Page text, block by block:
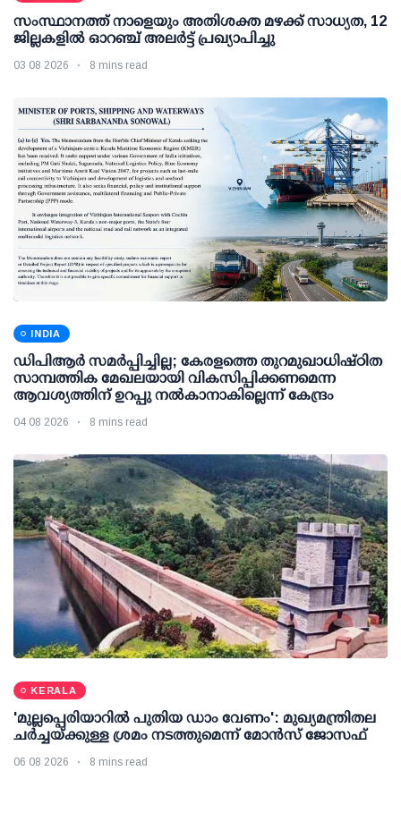
സംസ്ഥാനത്ത് നാളെയും അതിശക്ത മഴക്ക് സാധ്യത, 12
ജില്ലകളിൽ ഓറഞ്ച് അലർട്ട് പ്രഖ്യാപിച്ചു
03 08 2026 8 mins read
INDIA
ഡിപിആര്‍ സമര്‍പ്പിച്ചില്ല; കേരളത്തെ തുറമുഖാധിഷ്ഠിത
സാമ്പത്തിക മേഖലയായി വികസിപ്പിക്കണമെന്ന
ആവശ്യത്തിന് ഉറപ്പു നല്‍കാനാകില്ലെന്ന് കേന്ദ്രം
04 08 2026 8 mins read
KERALA
'മുല്ലപ്പെരിയാറില്‍ പുതിയ ഡാം വേണം': മുഖ്യമന്ത്രിതല
ചര്‍ച്ചയ്ക്കുള്ള ശ്രമം നടത്തുമെന്ന് മോന്‍സ് ജോസഫ്
06 08 2026 8 mins read